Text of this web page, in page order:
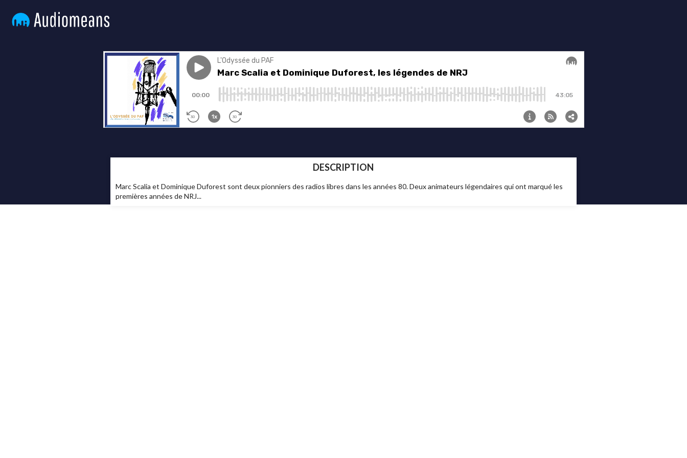
DESCRIPTION
Marc Scalia et Dominique Duforest sont deux pionniers des radios libres dans les années 80. Deux animateurs légendaires qui ont marqué les
premières années de NRJ...